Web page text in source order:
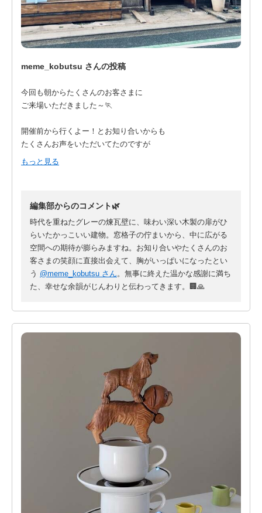
meme_kobutsu さんの投稿
今回も朝からたくさんのお客さまに
ご来場いただきました～🏃‍️
開催前から行くよー！とお知り合いからも
たくさんお声をいただいてたのですが
聞いていてもやっぱりお顔を見ると
楽しんでくださって
本当にありがとうございました🙇‍️
素敵な出店者のみなさまも
お力添えいただきありがとうございました！
みなさんにも楽しかった～とお声をいただけて
開催してよかったなと胸がいっぱいでした🙏
素敵な会場を貸してくださった
スピニングミルさまにも感謝です！
古道具好きのテンションが上がるかっこいい建物だなあと再実
今回より発売されたみなみくんグッズも
手に取ってくださったみなさま
ぜひたくさん使ってくださいね～🍙
反省点や今後の課題もありましたが
ひとまず楽しい1日となってよかった～！
みなみの蚤の市に関わってくださったみなさま
本当に本当にありがとうございました！
今後ともよろしくお願いします🐶
もっと見る
編集部からのコメント🌿
時代を重ねたグレーの煉瓦壁に、味わい深い木製の扉がひ
らいたかっこいい建物。窓格子の佇まいから、中に広がる
空間への期待が膨らみますね。お知り合いやたくさんのお
客さまの笑顔に直接出会えて、胸がいっぱいになったとい
う @meme_kobutsu さん。無事に終えた温かな感謝に満ち
た、幸せな余韻がじんわりと伝わってきます。🏢🙏